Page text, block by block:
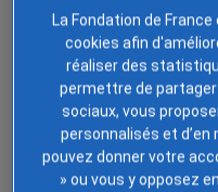
après la naissance est
incomprise. Pour les
douleur intense, de
d’injustice. Les
face à l’ampleur de
valider ce deuil est
cheminer vers la
La Fondation de
cookies afin
réaliser des
permettre de
sociaux, vous
personnalisés et
pouvez donner votre
» ou vous y opposez